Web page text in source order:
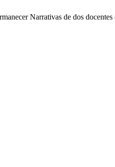
Narrativas de dos